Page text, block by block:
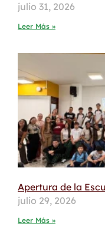
julio 31, 2026
Leer Más »
Apertura de la
julio 29, 2026
Leer Más »